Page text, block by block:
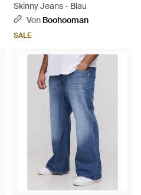
Skinny Jeans - Blau
Von Boohooman
SALE